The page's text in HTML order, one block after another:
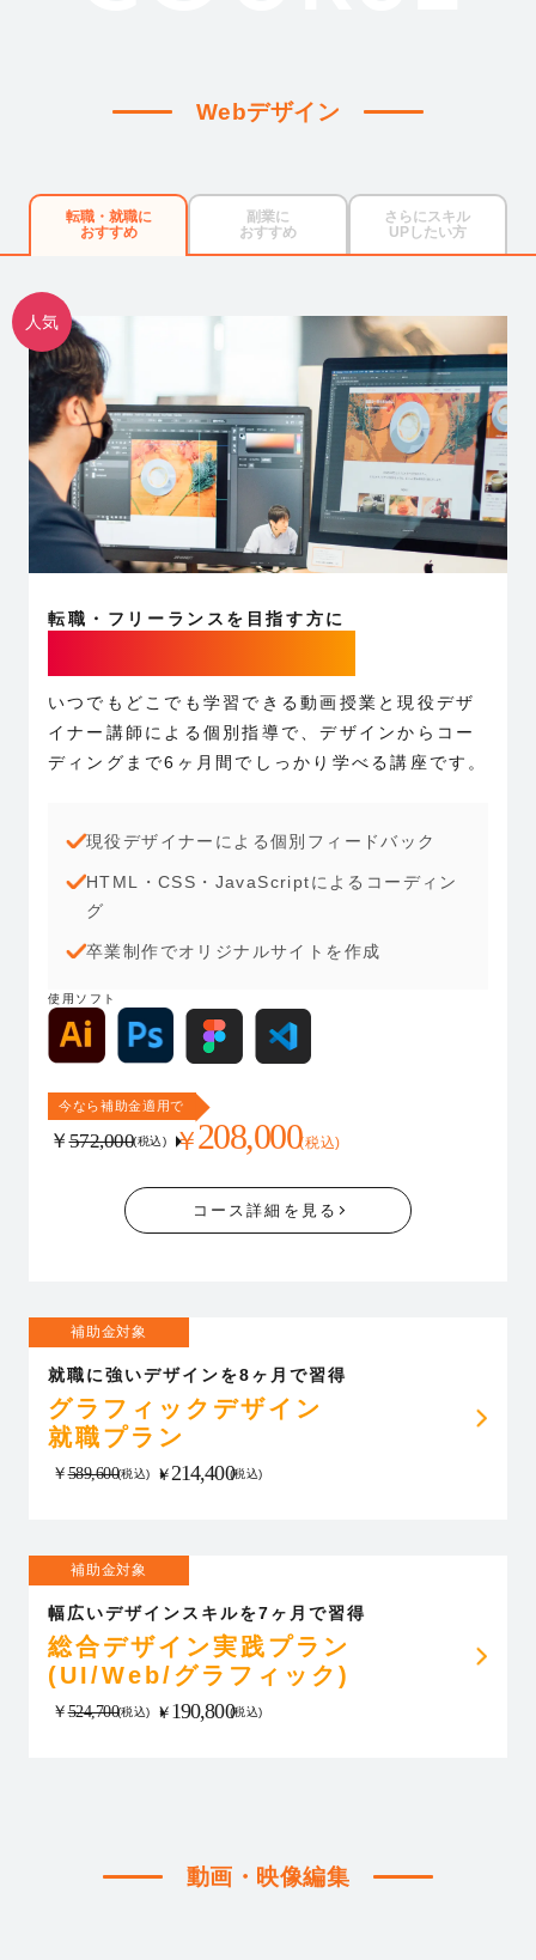
Webデザイン
転職・就職に
おすすめ
副業に
おすすめ
さらにスキル
UPしたい方
人気
転職・フリーランスを目指す方に
いつでもどこでも学習できる動画授業と現役デザ
イナー講師による個別指導で、デザインからコー
ディングまで6ヶ月間でしっかり学べる講座です。
現役デザイナーによる個別フィードバック
HTML・CSS・JavaScriptによるコーディン
グ
卒業制作でオリジナルサイトを作成
使用ソフト
今なら補助金適用で
￥572,000(税込) ￥208,000(税込)
コース詳細を見る
補助金対象
就職に強いデザインを8ヶ月で習得
グラフィックデザイン
就職プラン
￥589,600(税込) ￥214,400(税込)
補助金対象
幅広いデザインスキルを7ヶ月で習得
総合デザイン実践プラン
(UI/Web/グラフィック)
￥524,700(税込) ￥190,800(税込)
動画・映像編集